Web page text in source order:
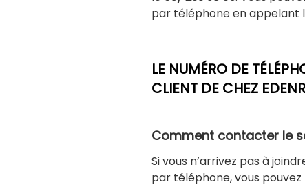
par téléphone en appelant
LE NUMÉRO DE
CLIENT DE CHEZ
Comment contacter le
Si vous n’arrivez pas à
par téléphone, vous